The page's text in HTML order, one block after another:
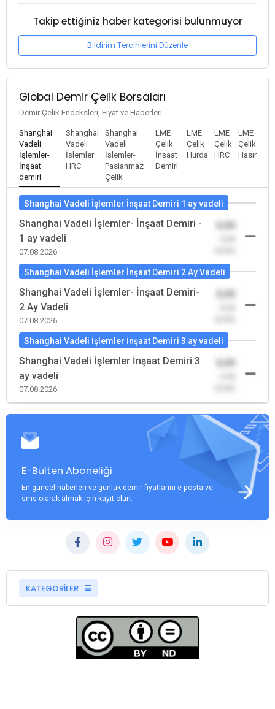
Takip ettiğiniz haber kategorisi bulunmuyor
Bildirim Tercihlerini Düzenle
Global Demir Çelik Borsaları
Demir Çelik Endeksleri, Fiyat ve Haberleri
Shanghai
Vadeli
İşlemler-
İnşaat
demiri
Shanghai
Vadeli
İşlemler
HRC
Shanghai
Vadeli
İşlemler-
Paslanmaz
Çelik
LME
Çelik
İnşaat
Demiri
LME
Çelik
Hurda
LME
Çelik
HRC
LME
Çelik
Hasır
Shanghai Vadeli İşlemler İnşaat Demiri 1 ay vadeli
Shanghai Vadeli İşlemler- İnşaat Demiri -
1 ay vadeli
07.08.2026
0,00
Shanghai Vadeli İşlemler İnşaat Demiri 2 Ay Vadeli
Shanghai Vadeli İşlemler- İnşaat Demiri-
2 Ay Vadeli
07.08.2026
0,00
Shanghai Vadeli İşlemler İnşaat Demiri 3 ay vadeli
Shanghai Vadeli İşlemler İnşaat Demiri 3
ay vadeli
07.08.2026
0,00
E-Bülten Aboneliği
En güncel haberleri ve günlük demir fiyatlarını e-posta ve
sms olarak almak için kayıt olun.
KATEGORİLER